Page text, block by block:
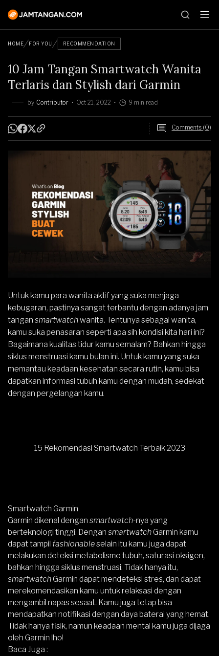
HOME FOR YOU RECOMMENDATION
10 Jam Tangan Smartwatch Wanita
Terlaris dan Stylish dari Garmin
by Contributor Oct 21, 2022 9 min read
Comments (0)
Untuk kamu para wanita aktif yang suka menjaga
kebugaran, pastinya sangat terbantu dengan adanya jam
tangan smartwatchwanita. Tentunya sebagai wanita,
kamu suka penasaran seperti apa sih kondisi kita hari ini?
Bagaimana kualitas tidur kamu semalam? Bahkan hingga
siklus menstruasi kamu bulan ini. Untuk kamu yang suka
memantau keadaan kesehatan secara rutin, kamu bisa
dapatkan informasi tubuh kamu dengan mudah, sedekat
dengan pergelangan kamu.
15 Rekomendasi Smartwatch Terbaik 2023
Smartwatch Garmin
Garmin dikenal dengan smartwatch-nya yang
berteknologi tinggi. Dengan smartwatchGarmin kamu
dapat tampil fashionableselain itu kamu juga dapat
melakukan deteksi metabolisme tubuh, saturasi oksigen,
bahkan hingga siklus menstruasi. Tidak hanya itu,
smartwatchGarmin dapat mendeteksi stres, dan dapat
merekomendasikan kamu untuk relaksasi dengan
mengambil napas sesaat. Kamu juga tetap bisa
mendapatkan notifikasi dengan daya baterai yang hemat.
Tidak hanya fisik, namun keadaan mental kamu juga dijaga
oleh Garmin lho!
Baca Juga :